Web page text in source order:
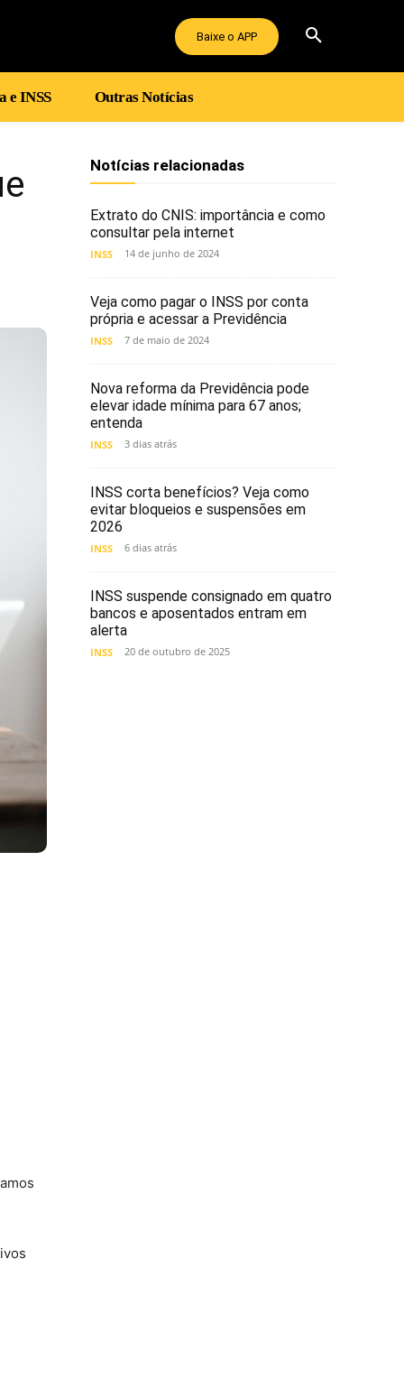
Baixe o APP
e INSS Outras Notícias
Notícias relacionadas
Extrato do CNIS: importância e como
consultar pela internet
INSS 14 de junho de 2024
Veja como pagar o INSS por conta
própria e acessar a Previdência
INSS 7 de maio de 2024
Nova reforma da Previdência pode
elevar idade mínima para 67 anos;
entenda
INSS 3 dias atrás
INSS corta benefícios? Veja como
evitar bloqueios e suspensões em
2026
INSS 6 dias atrás
INSS suspende consignado em quatro
bancos e aposentados entram em
alerta
INSS 20 de outubro de 2025